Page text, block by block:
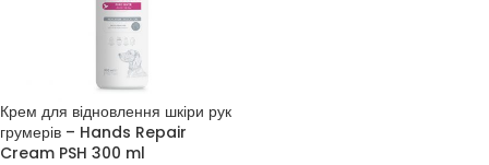
Крем для відновлення шкіри рук
грумерів – Hands Repair
Cream PSH 300 ml